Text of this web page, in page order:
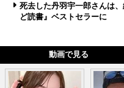
死去した丹羽宇一郎さんは
ど読書』ベストセラーに
動画で見る